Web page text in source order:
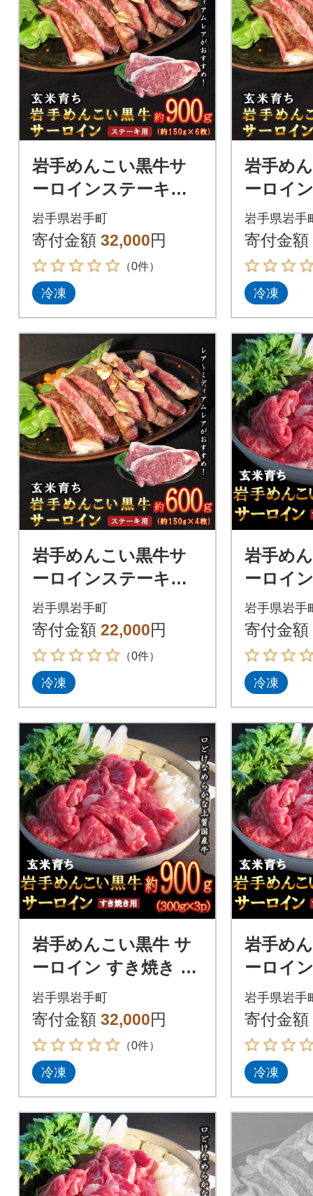
岩手めんこい黒牛サ
ーロインステーキ約9
00g(150g×6枚)
岩手県岩手町
寄付金額 32,000円
（0件）
冷凍
岩手め
ーロイ
岩手県岩手
寄付金額
冷凍
岩手めんこい黒牛サ
ーロインステーキ約6
00g(150g×4枚)
岩手県岩手町
寄付金額 22,000円
（0件）
冷凍
岩手め
ーロイ
300g
岩手県岩手
寄付金額
冷凍
岩手めんこい黒牛 サ
ーロイン すき焼き 約
900g
岩手県岩手町
寄付金額 32,000円
（0件）
冷凍
岩手め
ーロイ
1.2kg
岩手県岩手
寄付金額
冷凍